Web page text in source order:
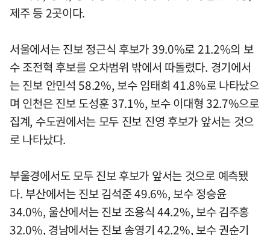
제주 등 2곳이다.
서울에서는 진보 정근식 후보가 39.0%로 21.2%의 보
수 조전혁 후보를 오차범위 밖에서 따돌렸다. 경기에서
는 진보 안민석 58.2%, 보수 임태희 41.8%로 나타났으
며 인천은 진보 도성훈 37.1%, 보수 이대형 32.7%으로
집계, 수도권에서는 모두 진보 진영 후보가 앞서는 것으
로 나타났다.
부울경에서도 모두 진보 후보가 앞서는 것으로 예측됐
다. 부산에서는 진보 김석준 49.6%, 보수 정승윤
34.0%, 울산에서는 진보 조용식 44.2%, 보수 김주홍
32.0%, 경남에서는 진보 송영기 42.2%, 보수 권순기